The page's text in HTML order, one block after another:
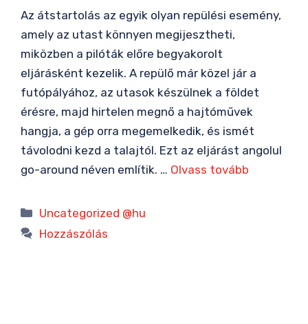
Az átstartolás az egyik olyan repülési esemény,
amely az utast könnyen megijesztheti,
miközben a pilóták előre begyakorolt
eljárásként kezelik. A repülő már közel jár a
futópályához, az utasok készülnek a földet
érésre, majd hirtelen megnő a hajtóművek
hangja, a gép orra megemelkedik, és ismét
távolodni kezd a talajtól. Ezt az eljárást angolul
go-around néven említik. … Olvass tovább
Kategória
Uncategorized @hu
Hozzászólás